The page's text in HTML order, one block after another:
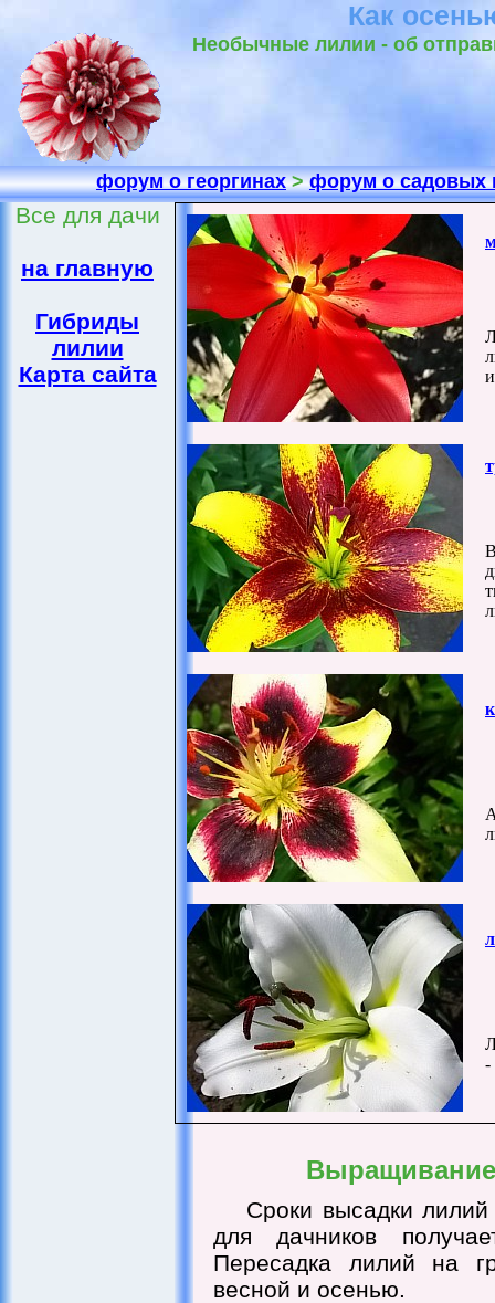
Как
Необычные лилии - об
форум о георгинах>форум о садовых
Все для дачи
на главную
Гибриды
лилии
Карта сайта
-
Сроки высадки лилий
для дачников
Пересадка лилий на
весной и осенью.